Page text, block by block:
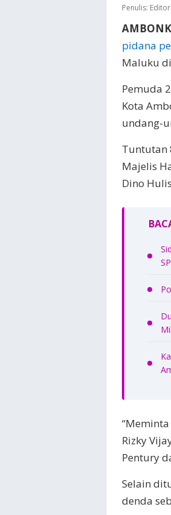
Penulis: Editor
pidana
Maluku
Pemuda
Kota
undang-
Tuntutan
Majelis
Dino
Rizky
Pentury
Selain
denda